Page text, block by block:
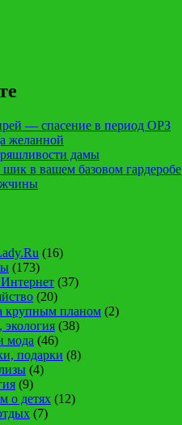
— спасение в период ОРЗ
желанной
дамы
в вашем базовом гардеробе
(16)
(173)
(37)
(20)
крупным планом (2)
экология (38)
мода (46)
подарки (8)
(4)
(9)
о детях (12)
(7)